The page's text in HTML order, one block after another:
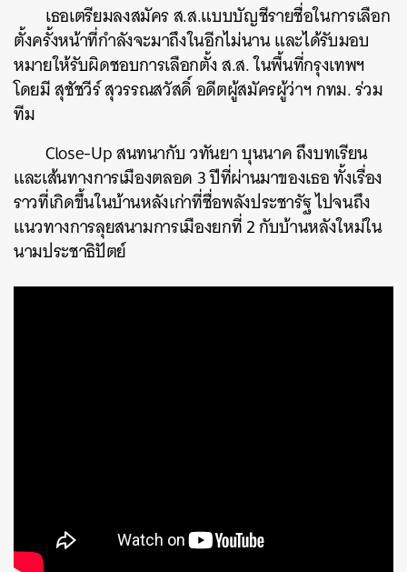
เธอเตรียมลงสมัคร ส.ส.แบบบัญชีรายชื่อในการเลือก
ตั้งครั้งหน้าที่กำลังจะมาถึงในอีกไม่นาน และได้รับมอบ
หมายให้รับผิดชอบการเลือกตั้ง ส.ส. ในพื้นที่กรุงเทพฯ
โดยมี สุชัชวีร์ สุวรรณสวัสดิ์ อดีตผู้สมัครผู้ว่าฯ กทม. ร่วม
ทีม
Close-Up สนทนากับ วทันยา บุนนาค ถึงบทเรียน
และเส้นทางการเมืองตลอด 3 ปีที่ผ่านมาของเธอ ทั้งเรื่อง
ราวที่เกิดขึ้นในบ้านหลังเก่าที่ชื่อพลังประชารัฐ ไปจนถึง
แนวทางการลุยสนามการเมืองยกที่ 2 กับบ้านหลังใหม่ใน
นามประชาธิปัตย์